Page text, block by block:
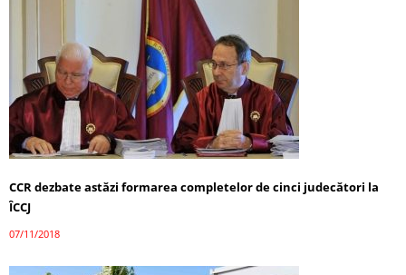
CCR dezbate astăzi formarea completelor de cinci judecători la
ÎCCJ
07/11/2018